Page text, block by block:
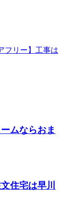
フリー】工事は
ムならおま
住宅は早川